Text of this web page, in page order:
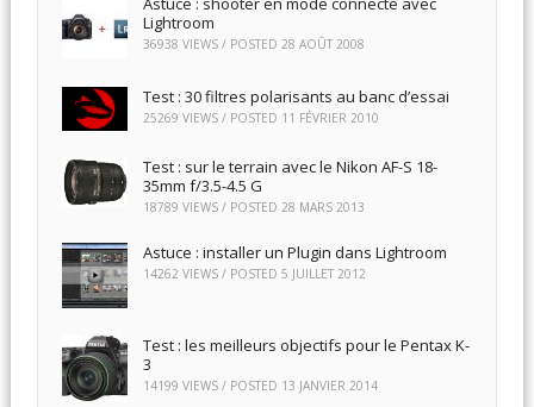
Lightroom
36938 VIEWS / POSTED 28 AOÛT 2008
Test : 30 filtres polarisants au banc d’essai
25269 VIEWS / POSTED 11 FÉVRIER 2010
Test : sur le terrain avec le Nikon AF-S 18-
35mm f/3.5-4.5 G
18789 VIEWS / POSTED 28 MARS 2013
Astuce : installer un Plugin dans Lightroom
14262 VIEWS / POSTED 5 JUILLET 2012
Test : les meilleurs objectifs pour le Pentax K-
3
14199 VIEWS / POSTED 13 JANVIER 2014